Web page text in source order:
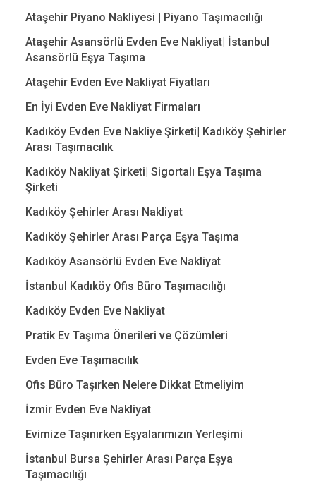
Ataşehir Piyano Nakliyesi | Piyano Taşımacılığı
Ataşehir Asansörlü Evden Eve Nakliyat| İstanbul
Asansörlü Eşya Taşıma
Ataşehir Evden Eve Nakliyat Fiyatları
En İyi Evden Eve Nakliyat Firmaları
Kadıköy Evden Eve Nakliye Şirketi| Kadıköy Şehirler
Arası Taşımacılık
Kadıköy Nakliyat Şirketi| Sigortalı Eşya Taşıma
Şirketi
Kadıköy Şehirler Arası Nakliyat
Kadıköy Şehirler Arası Parça Eşya Taşıma
Kadıköy Asansörlü Evden Eve Nakliyat
İstanbul Kadıköy Ofis Büro Taşımacılığı
Kadıköy Evden Eve Nakliyat
Pratik Ev Taşıma Önerileri ve Çözümleri
Evden Eve Taşımacılık
Ofis Büro Taşırken Nelere Dikkat Etmeliyim
İzmir Evden Eve Nakliyat
Evimize Taşınırken Eşyalarımızın Yerleşimi
İstanbul Bursa Şehirler Arası Parça Eşya
Taşımacılığı